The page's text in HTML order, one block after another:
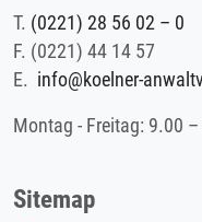
T. (0221) 28 56 02 – 0
F. (0221) 44 14 57
E. info@koelner-
Montag - Freitag: 9.00
Sitemap